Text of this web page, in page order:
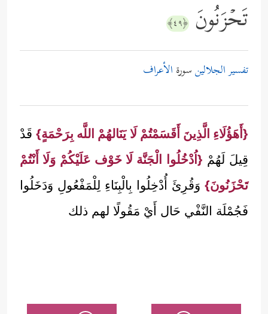
تَحۡزَنُونَ ﴿٤٩﴾
تفسير الجلالينسورة الأعراف
{أَهَؤُلَاءِ الَّذِينَ أَقَسَمْتُمْ لَا يَنَالهُمْ اللَّه بِرَحْمَةٍ}قَدْ
قِيلَ لَهُمْ {اُدْخُلُوا الْجَنَّة لَا خَوْف عَلَيْكُمْ وَلَا أَنْتُمْ
تَحْزَنُونَ} وَقُرِئَ أُدْخِلُوا بِالْبِنَاءِ لِلْمَفْعُولِ وَدَخَلُوا
فَجُمْلَة النَّفْي حَال أَيْ مَقُولًا لهم ذلك